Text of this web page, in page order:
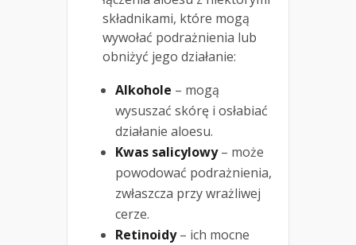
składnikami, które mogą
wywołać podrażnienia lub
obniżyć jego działanie:
Alkohole – mogą
wysuszać skórę i osłabiać
działanie aloesu.
Kwas salicylowy– może
powodować podrażnienia,
zwłaszcza przy wrażliwej
cerze.
Retinoidy– ich mocne